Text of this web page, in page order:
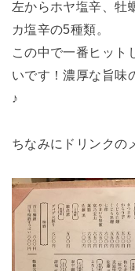
左からホヤ塩辛、牡
カ塩辛の5種類。
この中で一番ヒット
いです！濃厚な旨味
♪
ちなみにドリンクの